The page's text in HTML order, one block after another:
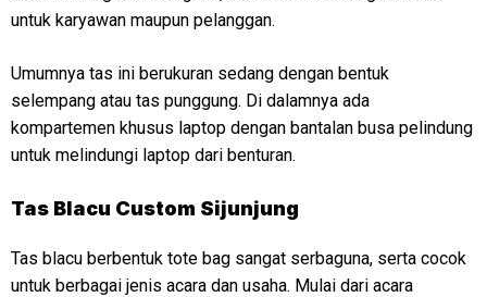
untuk karyawan maupun pelanggan.
Umumnya tas ini berukuran sedang dengan bentuk
selempang atau tas punggung. Di dalamnya ada
kompartemen khusus laptop dengan bantalan busa pelindung
untuk melindungi laptop dari benturan.
Tas Blacu Custom Sijunjung
Tas blacu berbentuk tote bag sangat serbaguna, serta cocok
untuk berbagai jenis acara dan usaha. Mulai dari acara